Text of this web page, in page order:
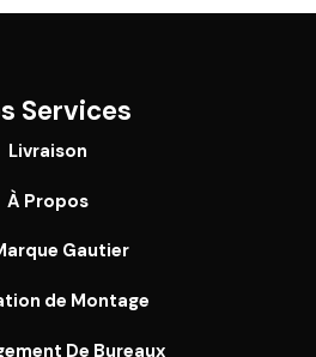
Services
Livraison
À Propos
Gautier
de Montage
De Bureaux